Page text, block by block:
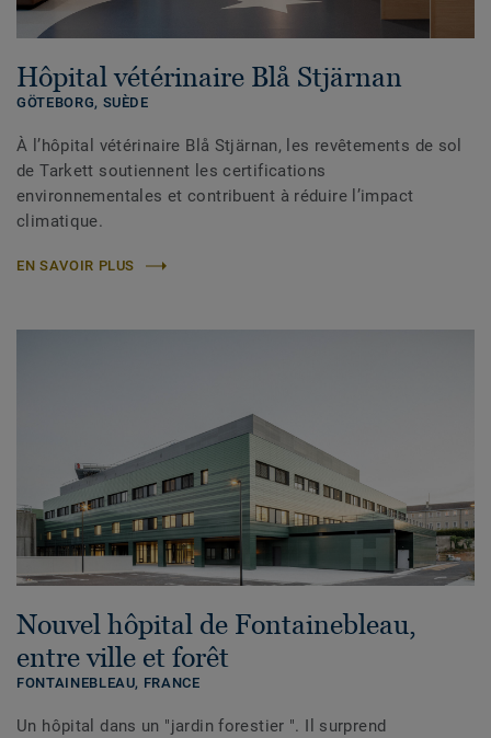
Hôpital vétérinaire Blå Stjärnan
GÖTEBORG, SUÈDE
À l’hôpital vétérinaire Blå Stjärnan, les revêtements de sol
de Tarkett soutiennent les certifications
environnementales et contribuent à réduire l’impact
climatique.
EN SAVOIR PLUS
Nouvel hôpital de Fontainebleau,
entre ville et forêt
FONTAINEBLEAU, FRANCE
Un hôpital dans un "jardin forestier ". Il surprend